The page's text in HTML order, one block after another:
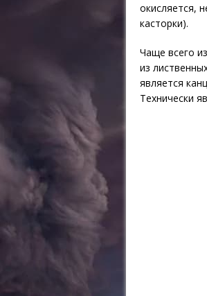
окисляется,
касторки).
Чаще всего
из
является
Технически